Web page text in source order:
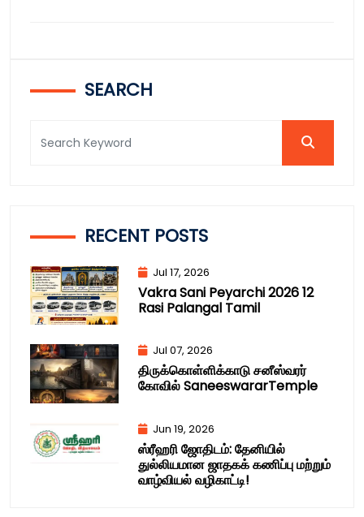
SEARCH
RECENT POSTS
Jul 17, 2026
Vakra Sani Peyarchi 2026 12
Rasi Palangal Tamil
Jul 07, 2026
திருக்கொள்ளிக்காடு சனீஸ்வரர்
கோவில் SaneeswararTemple
Jun 19, 2026
ஸ்ரீஹரி ஜோதிடம்: தேனியில்
துல்லியமான ஜாதகக் கணிப்பு மற்றும்
வாழ்வியல் வழிகாட்டி!